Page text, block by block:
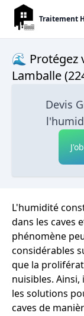
Traitement
🌊 Protégez
Lamballe
Devis
L'humidité
dans les caves
phénomène
considérables
que la
nuisibles.
les solutions
caves de